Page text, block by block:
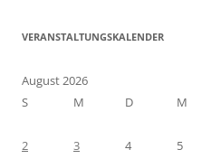
VERANSTALTUNGSKALENDER
August 2026
S
M D M
2
3 4 5